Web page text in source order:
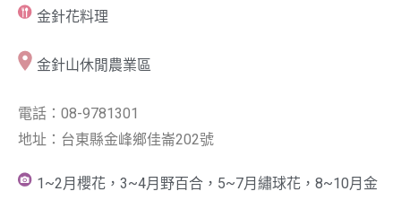
金針花料理
金針山休閒農業區
電話：08-9781301
地址：台東縣金峰鄉佳崙202號
1~2月櫻花，3~4月野百合，5~7月繡球花，8~10月金